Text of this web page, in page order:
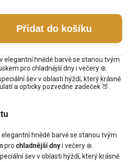
Přidat do košíku
elegantní hnědé barvě se stanou tvým
pro chladnější dny i večery ❄️.
šev v oblasti hýždí, který krásně
a opticky pozvedne zadeček 🍑.
hnědé barvě se stanou tvým
pro chladnější dnyi večery ❄️.
šev v oblasti hýždí, který krásně